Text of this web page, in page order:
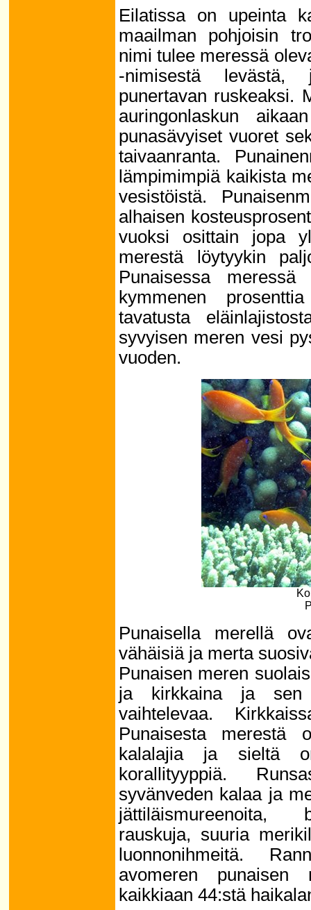
Eilatissa on upeinta
maailman pohjoisin
nimi tulee meressä
-nimisestä levästä,
punertavan ruskeaksi.
auringonlaskun
punasävyiset vuoret
taivaanranta.
lämpimimpiä kaikista
vesistöistä.
alhaisen
vuoksi osittain jopa
merestä löytyykin
Punaisessa
kymmenen
tavatusta
syvyisen meren vesi
vuoden.
Punaisella merellä
vähäisiä ja merta
Punaisen meren
ja kirkkaina ja sen
vaihtelevaa.
Punaisesta merestä
kalalajia ja sieltä
korallityyppiä.
syvänveden kalaa ja
jättiläismureenoita,
rauskuja, suuria
luonnonihmeitä.
avomeren
kaikkiaan 44:stä